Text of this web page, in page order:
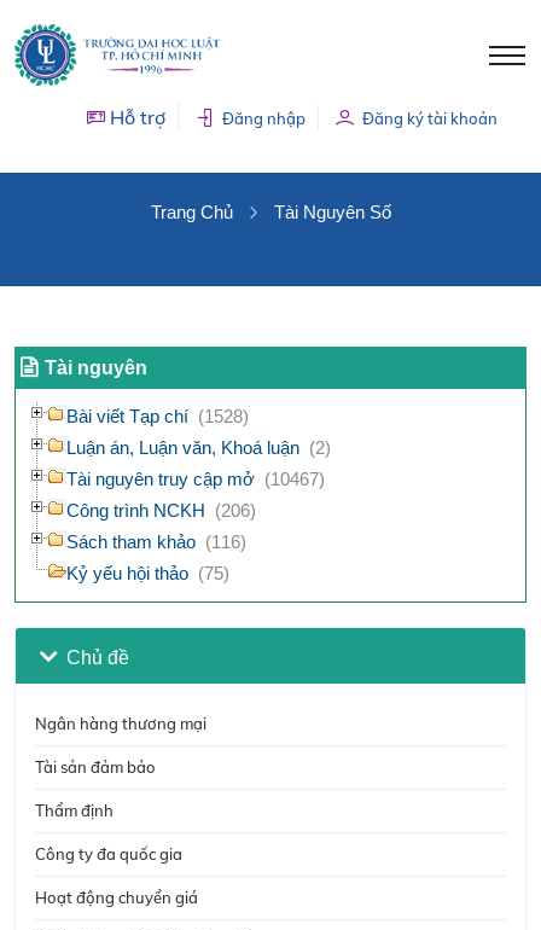
Hỗ trợ Đăng nhập Đăng ký tài khoản
Trang Chủ Tài Nguyên Số
Tài nguyên
Bài viết Tạp chí (1528)
Luận án, Luận văn, Khoá luận (2)
Tài nguyên truy cập mở (10467)
Công trình NCKH (206)
Sách tham khảo (116)
Kỷ yếu hội thảo (75)
Chủ đề
Ngân hàng thương mại
Tài sản đảm bảo
Thẩm định
Công ty đa quốc gia
Hoạt động chuyển giá